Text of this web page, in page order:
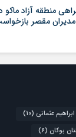
منطقه آزاد
مقصر
ابراهیم عثمانی (10)
بوکان (6)